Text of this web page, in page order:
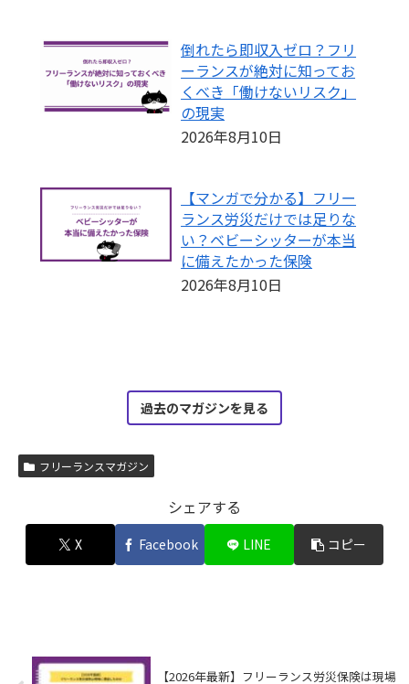
倒れたら即収入ゼロ？フリ
ーランスが絶対に知ってお
くべき「働けないリスク」
の現実
2026年8月10日
【マンガで分かる】フリー
ランス労災だけでは足りな
い？ベビーシッターが本当
に備えたかった保険
2026年8月10日
過去のマガジンを見る
フリーランスマガジン
シェアする
X Facebook LINE コピー
【2026年最新】フリーランス労災保険は現場